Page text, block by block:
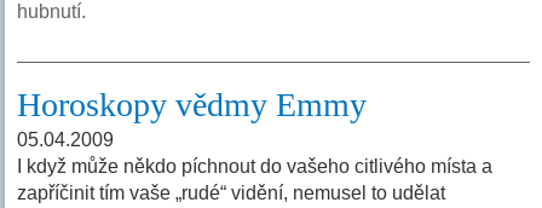
hubnutí.
Horoskopy vědmy Emmy
05.04.2009
I když může někdo píchnout do vašeho citlivého místa a
zapříčinit tím vaše „rudé“ vidění, nemusel to udělat